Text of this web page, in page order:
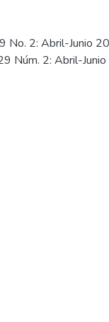
No. 2: Abril-Junio
Núm. 2: Abril-